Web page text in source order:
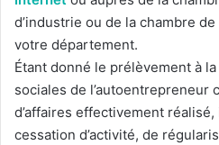
d’industrie ou de la chambre
votre département.
Étant donné le prélèvement à
sociales de l’autoentrepreneur
d’affaires effectivement réalisé,
cessation d’activité, de